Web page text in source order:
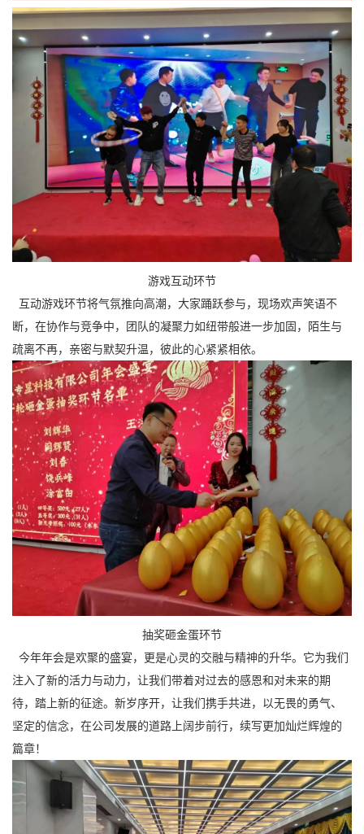
游戏互动环节
互动游戏环节将气氛推向高潮，大家踊跃参与，现场欢声笑语不
断，在协作与竞争中，团队的凝聚力如纽带般进一步加固，陌生与
疏离不再，亲密与默契升温，彼此的心紧紧相依。
抽奖砸金蛋环节
今年年会是欢聚的盛宴，更是心灵的交融与精神的升华。它为我们
注入了新的活力与动力，让我们带着对过去的感恩和对未来的期
待，踏上新的征途。新岁序开，让我们携手共进，以无畏的勇气、
坚定的信念，在公司发展的道路上阔步前行，续写更加灿烂辉煌的
篇章！